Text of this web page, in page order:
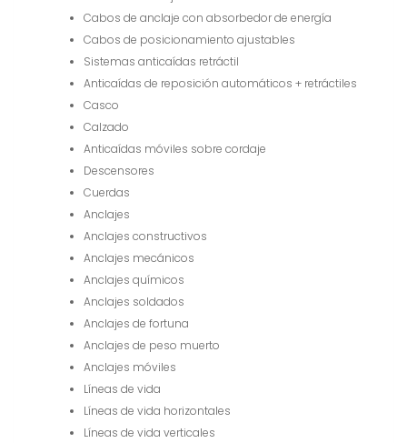
Cabos de anclaje con absorbedor de energía
Cabos de posicionamiento ajustables
Sistemas anticaídas retráctil
Anticaídas de reposición automáticos + retráctiles
Casco
Calzado
Anticaídas móviles sobre cordaje
Descensores
Cuerdas
Anclajes
Anclajes constructivos
Anclajes mecánicos
Anclajes químicos
Anclajes soldados
Anclajes de fortuna
Anclajes de peso muerto
Anclajes móviles
Líneas de vida
Líneas de vida horizontales
Líneas de vida verticales